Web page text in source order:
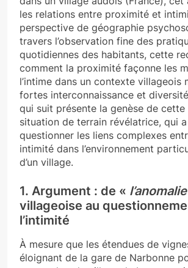
les relations entre proximité et
perspective de géographie
travers l’observation fine des
quotidiennes des habitants, cette
comment la proximité façonne les
l’intime dans un contexte villageois
fortes interconnaissance et
qui suit présente la genèse de
situation de terrain révélatrice, qui
questionner les liens complexes
intimité dans l’environnement
d’un village.
1. Argument : de «
villageoise au
l’intimité
À mesure que les étendues de
éloignant de la gare de Narbonne